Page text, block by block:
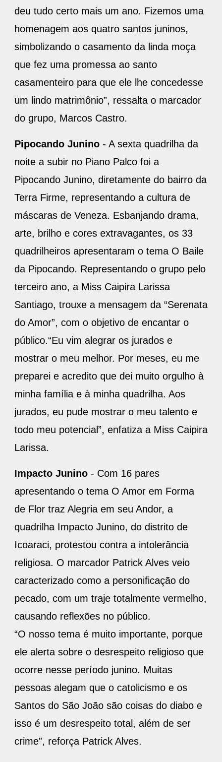
deu tudo certo mais um ano. Fizemos uma
homenagem aos quatro santos juninos,
simbolizando o casamento da linda moça
que fez uma promessa ao santo
casamenteiro para que ele lhe concedesse
um lindo matrimônio”, ressalta o marcador
do grupo, Marcos Castro.
Pipocando Junino - A sexta quadrilha da
noite a subir no Piano Palco foi a
Pipocando Junino, diretamente do bairro da
Terra Firme, representando a cultura de
máscaras de Veneza. Esbanjando drama,
arte, brilho e cores extravagantes, os 33
quadrilheiros apresentaram o tema O Baile
da Pipocando. Representando o grupo pelo
terceiro ano, a Miss Caipira Larissa
Santiago, trouxe a mensagem da “Serenata
do Amor”, com o objetivo de encantar o
público.“Eu vim alegrar os jurados e
mostrar o meu melhor. Por meses, eu me
preparei e acredito que dei muito orgulho à
minha família e à minha quadrilha. Aos
jurados, eu pude mostrar o meu talento e
todo meu potencial”, enfatiza a Miss Caipira
Larissa.
Impacto Junino - Com 16 pares
apresentando o tema O Amor em Forma
de Flor traz Alegria em seu Andor, a
quadrilha Impacto Junino, do distrito de
Icoaraci, protestou contra a intolerância
religiosa. O marcador Patrick Alves veio
caracterizado como a personificação do
pecado, com um traje totalmente vermelho,
causando reflexões no público.
“O nosso tema é muito importante, porque
ele alerta sobre o desrespeito religioso que
ocorre nesse período junino. Muitas
pessoas alegam que o catolicismo e os
Santos do São João são coisas do diabo e
isso é um desrespeito total, além de ser
crime”, reforça Patrick Alves.